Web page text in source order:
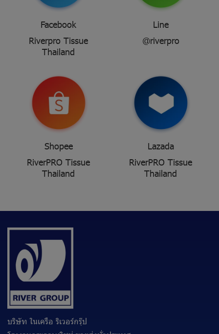
Facebook
Riverpro Tissue
Thailand
Line
@riverpro
Shopee
RiverPRO Tissue
Thailand
Lazada
RiverPRO Tissue
Thailand
บริษัท ในเครือ ริเวอร์กรุ๊ป